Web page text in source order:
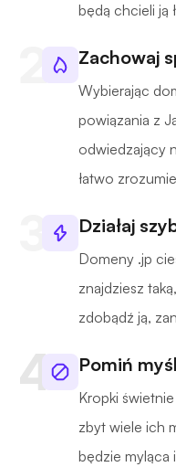
będą chcieli ją
Zachowaj
Wybierając
powiązania z
odwiedzający
łatwo
Działaj
Domeny .jp
znajdziesz
zdobądź ją,
Pomiń
Kropki
zbyt wiele ich
będzie myląca